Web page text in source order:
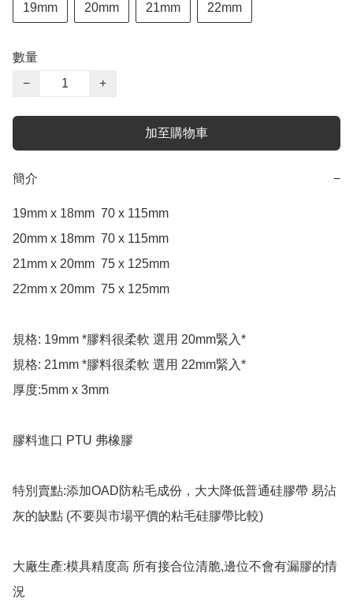
19mm 20mm 21mm 22mm
數量
−
+
加至購物車
簡介 −
19mm x 18mm  70 x 115mm
20mm x 18mm  70 x 115mm
21mm x 20mm  75 x 125mm
22mm x 20mm  75 x 125mm
規格: 19mm *膠料很柔軟 選用 20mm緊入*
規格: 21mm *膠料很柔軟 選用 22mm緊入*
厚度:5mm x 3mm
膠料進口 PTU 弗橡膠
特別賣點:添加OAD防粘毛成份，大大降低普通硅膠帶 易沾
灰的缺點 (不要與市場平價的粘毛硅膠帶比較)
大廠生產:模具精度高 所有接合位清脆,邊位不會有漏膠的情
況